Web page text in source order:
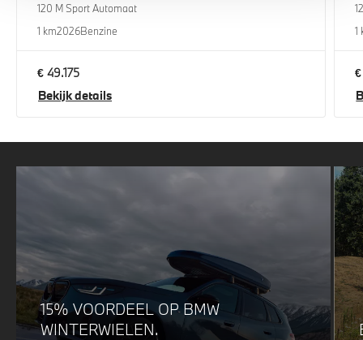
120 M Sport Automaat
1 km2026Benzine
€ 49.175
Bekijk details
1
15% VOORDEEL OP BMW
WINTERWIELEN.